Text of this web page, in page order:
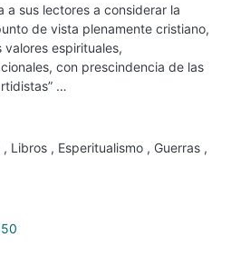
a sus lectores a considerar la
de vista plenamente cristiano,
valores espirituales,
con prescindencia de las
…
, Libros , Esperitualismo , Guerras ,